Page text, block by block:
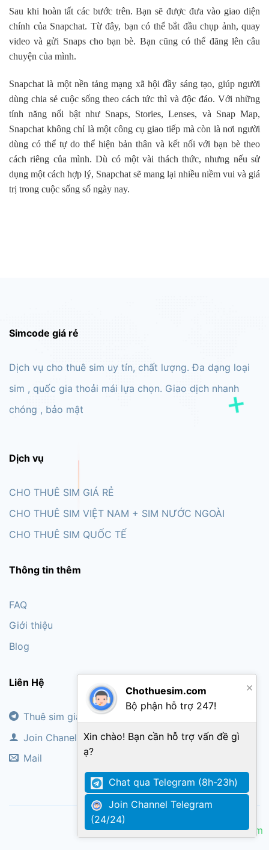
Sau khi hoàn tất các bước trên. Bạn sẽ được đưa vào giao diện
chính của Snapchat. Từ đây, bạn có thể bắt đầu chụp ảnh, quay
video và gửi Snaps cho bạn bè. Bạn cũng có thể đăng lên câu
chuyện của mình.
Snapchat là một nền tảng mạng xã hội đầy sáng tạo, giúp người
dùng chia sẻ cuộc sống theo cách tức thì và độc đáo. Với những
tính năng nổi bật như Snaps, Stories, Lenses, và Snap Map,
Snapchat không chỉ là một công cụ giao tiếp mà còn là nơi người
dùng có thể tự do thể hiện bản thân và kết nối với bạn bè theo
cách riêng của mình. Dù có một vài thách thức, nhưng nếu sử
dụng một cách hợp lý, Snapchat sẽ mang lại nhiều niềm vui và giá
trị trong cuộc sống số ngày nay.
Simcode giá rẻ
Dịch vụ cho thuê sim uy tín, chất lượng. Đa dạng loại
sim , quốc gia thoải mái lựa chọn. Giao dịch nhanh
chóng , bảo mật
Dịch vụ
CHO THUÊ SIM GIÁ RẺ
CHO THUÊ SIM VIỆT NAM + SIM NƯỚC NGOÀI
CHO THUÊ SIM QUỐC TẾ
Thông tin thêm
FAQ
Giới thiệu
Blog
Liên Hệ
Thuê sim giá rẻ
Join Chanel
Mail
Copyright Sim code giá rẻ
Chothuesim.com
Bộ phận hỗ trợ 247!
×
Xin chào! Bạn cần hỗ trợ vấn đề gì
ạ?
Chat qua Telegram (8h-23h)
Join Channel Telegram
(24/24)